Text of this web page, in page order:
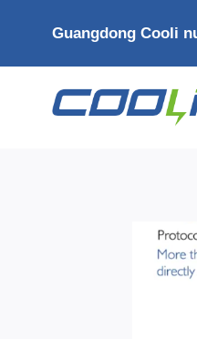
Guangdong Cooli